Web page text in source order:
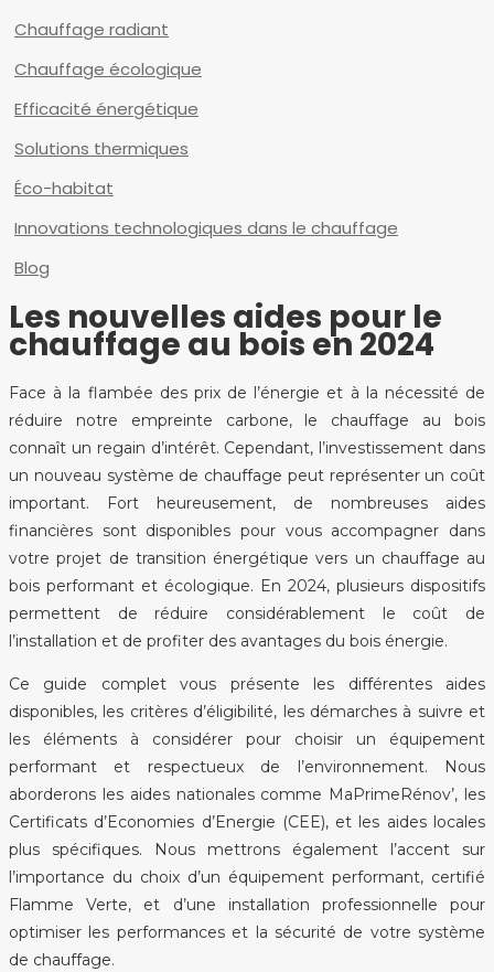
Chauffage radiant
Chauffage écologique
Efficacité énergétique
Solutions thermiques
Éco-habitat
Innovations technologiques dans le chauffage
Blog
Les nouvelles aides pour le
chauffage au bois en 2024
Face à la flambée des prix de l’énergie et à la nécessité de
réduire notre empreinte carbone, le chauffage au bois
connaît un regain d’intérêt. Cependant, l’investissement dans
un nouveau système de chauffage peut représenter un coût
important. Fort heureusement, de nombreuses aides
financières sont disponibles pour vous accompagner dans
votre projet de transition énergétique vers un chauffage au
bois performant et écologique. En 2024, plusieurs dispositifs
permettent de réduire considérablement le coût de
l’installation et de profiter des avantages du bois énergie.
Ce guide complet vous présente les différentes aides
disponibles, les critères d’éligibilité, les démarches à suivre et
les éléments à considérer pour choisir un équipement
performant et respectueux de l’environnement. Nous
aborderons les aides nationales comme MaPrimeRénov’, les
Certificats d’Economies d’Energie (CEE), et les aides locales
plus spécifiques. Nous mettrons également l’accent sur
l’importance du choix d’un équipement performant, certifié
Flamme Verte, et d’une installation professionnelle pour
optimiser les performances et la sécurité de votre système
de chauffage.